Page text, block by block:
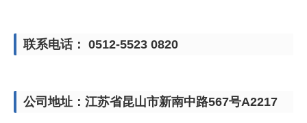
联系电话： 0512-5523 0820
公司地址：江苏省昆山市新南中路567号A2217